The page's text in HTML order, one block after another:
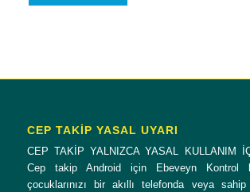
CEP TAKİP YASAL UYARI
CEP TAKİP YALNIZCA YASAL KULLANIM
Cep takip Android için Ebeveyn Kontrol
çocuklarınızı bir akıllı telefonda veya